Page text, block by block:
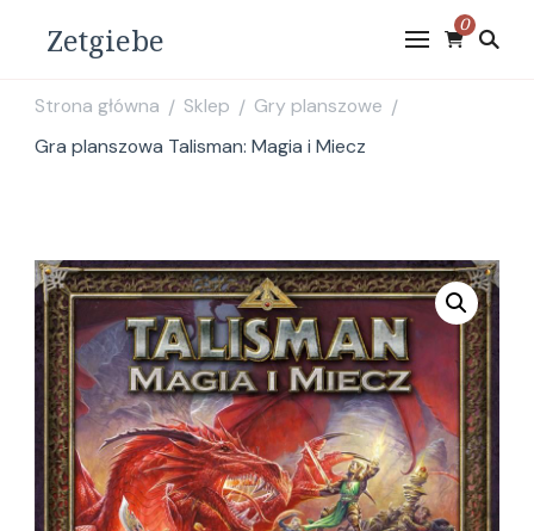
Zetgiebe 0
Strona główna / Sklep / Gry planszowe /
Gra planszowa Talisman: Magia i Miecz